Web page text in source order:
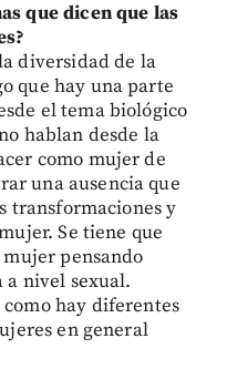
que dicen que las
diversidad de la
que hay una parte
el tema biológico
hablan desde la
como mujer de
una ausencia que
transformaciones y
Se tiene que
pensando
a nivel sexual.
como hay diferentes
en general